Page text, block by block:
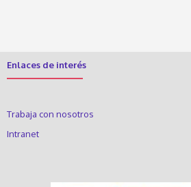
Enlaces de interés
Trabaja con nosotros
Intranet